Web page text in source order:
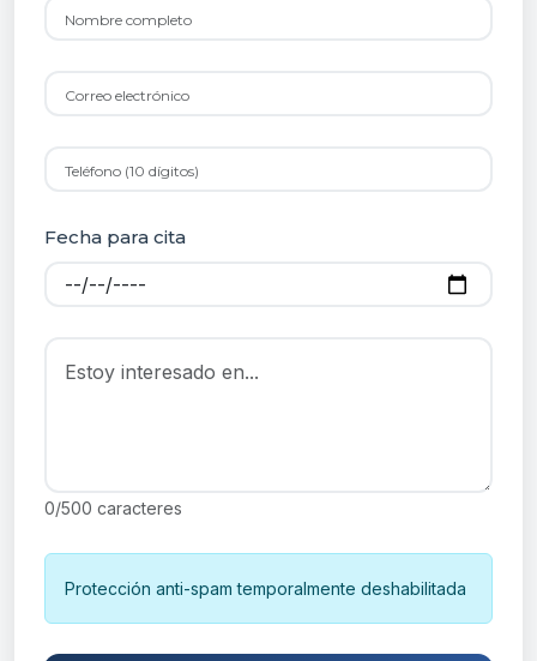
Fecha para cita
0/500 caracteres
Protección anti-spam temporalmente deshabilitada